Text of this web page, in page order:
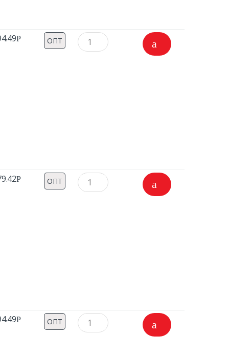
Р ОПТ
Р ОПТ
Р ОПТ